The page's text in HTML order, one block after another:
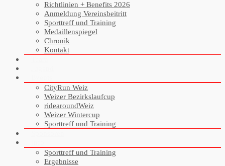
Richtlinien + Benefits 2026
Anmeldung Vereinsbeitritt
Sporttreff und Training
Medaillenspiegel
Chronik
Kontakt
CityRun Weiz
Weizer Bezirkslaufcup
ridearoundWeiz
Weizer Wintercup
Sporttreff und Training
Sporttreff und Training
Ergebnisse